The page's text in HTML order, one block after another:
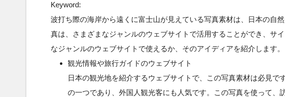
Keyword:
波打ち際の海岸から遠くに富士山が見えている写真素材は、日本の自
真は、さまざまなジャンルのウェブサイトで活用することができ、サ
なジャンルのウェブサイトで使えるか、そのアイディアを紹介します。
観光情報や旅行ガイドのウェブサイト
日本の観光地を紹介するウェブサイトで、この写真素材は必見
の一つであり、外国人観光客にも人気です。この写真を使って